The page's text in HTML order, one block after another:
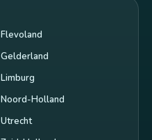
Flevoland
Gelderland
Limburg
Noord-Holland
Utrecht